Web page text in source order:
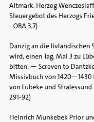
Altmark. Herzog
Steuergebot des Herzogs
- OBA 3,7)
Danzig an die livländischen
wird, einen Tag, Mai 3 zu
bitten. — Screven to
Missivbuch von 1420—1430
von Lubeke und
291-92)
Heinrich Munkebek Prior